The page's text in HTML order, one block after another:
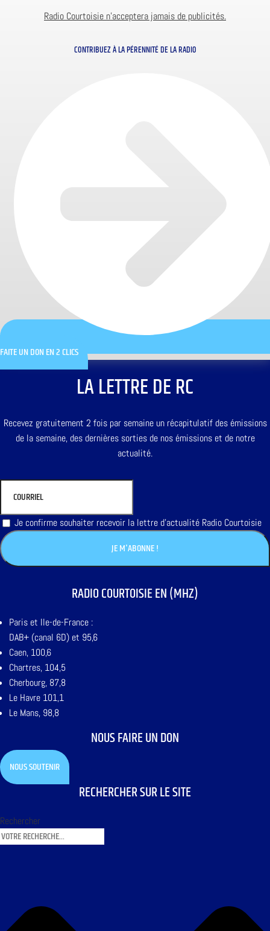
Radio Courtoisie n’acceptera jamais de publicités.
CONTRIBUEZ À LA PÉRENNITÉ DE LA RADIO
FAITE UN DON EN 2 CLICS
LA LETTRE DE RC
Recevez gratuitement 2 fois par semaine un récapitulatif des émissions
de la semaine, des dernières sorties de nos émissions et de notre
actualité.
Je confirme souhaiter recevoir la lettre d'actualité Radio Courtoisie
RADIO COURTOISIE EN (MHZ)
Paris et Ile-de-France :
DAB+ (canal 6D) et 95,6
Caen, 100,6
Chartres, 104,5
Cherbourg, 87,8
Le Havre 101,1
Le Mans, 98,8
NOUS FAIRE UN DON
NOUS SOUTENIR
RECHERCHER SUR LE SITE
Rechercher